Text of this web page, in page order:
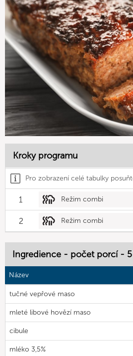
Kroky programu
Pro zobrazení celé tabulky
1 Režim combi
2 Režim combi
Ingredience - počet porcí - 5
Název
tučné vepřové maso
mleté libové hovězí maso
cibule
mléko 3,5%